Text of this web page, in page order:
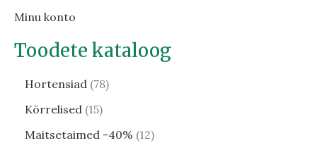
Minu konto
Toodete kataloog
Hortensiad 78
Kõrrelised 15
Maitsetaimed -40% 12